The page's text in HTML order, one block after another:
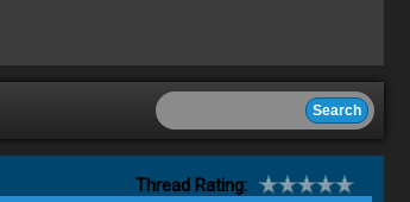
Thread Rating: